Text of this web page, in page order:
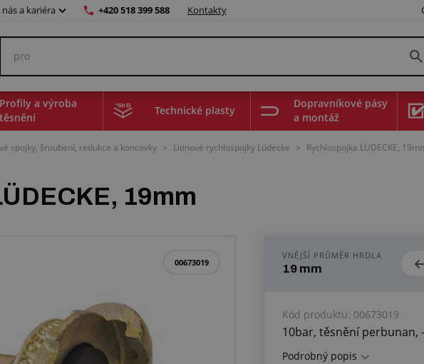
nás a kariéra +420 518 399 588 Kontakty
Profily a výroba
těsnění
Technické plasty
Dopravníkové pásy
a montáž
spojky, šroubení, redukce a koncovky > Litinové rychlospojky Lüdecke > Rychlospojka LÜDECKE,
19mm
00673019
VNĚJŠÍ PRŮMĚR HRDLA
19 mm
Kód produktu: 00673019
10bar, těsnění perbunan,
Podrobný popis